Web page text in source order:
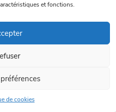
et fonctions.
de cookies